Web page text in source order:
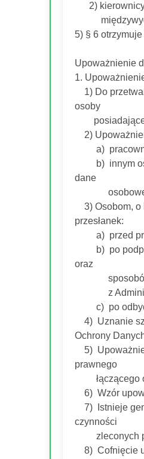
2) kierownicy
5) § 6
Upoważnienie
1.
1) Do
osoby
posiadające
2)
a)
b) innym
dane
osobowe w
3) Osobom, o
przesłanek:
a) przed
b) po
oraz
sposobów
z
c) po odbyciu
4) Uznanie
Ochrony
5)
prawnego
łączącego
6) Wzór
7) Istnieje
czynności
zleconych
8) Cofnięcie